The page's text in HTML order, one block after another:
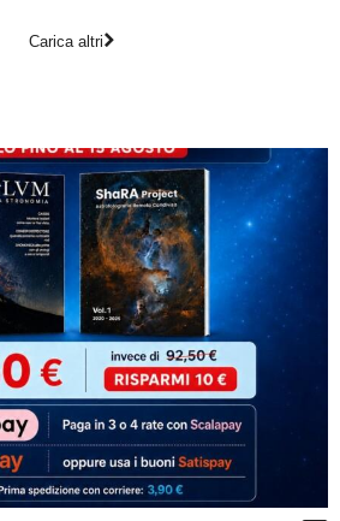
Carica altri